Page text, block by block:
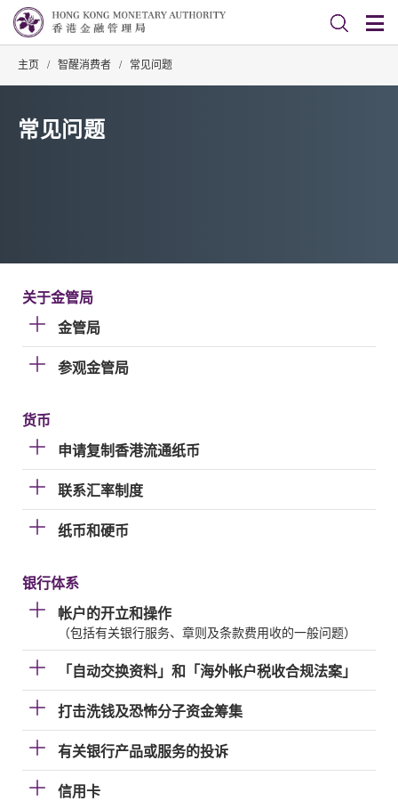
主页 / 智醒消费者 / 常见问题
常见问题
关于金管局
金管局
参观金管局
货币
申请复制香港流通纸币
联系汇率制度
纸币和硬币
银行体系
帐户的开立和操作
（包括有关银行服务、章则及条款费用收的一般问题）
「自动交换资料」和「海外帐户税收合规法案」
打击洗钱及恐怖分子资金筹集
有关银行产品或服务的投诉
信用卡